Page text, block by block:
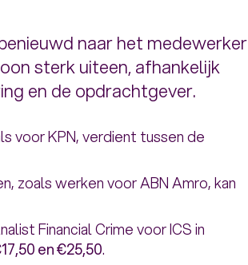
naar het medewerker
sterk uiteen, afhankelijk
en de opdrachtgever.
voor KPN, verdient tussen de
zoals werken voor ABN Amro, kan
Financial Crime voor ICS in
en €25,50.